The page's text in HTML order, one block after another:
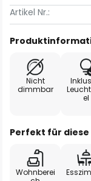
Artikel Nr.:
Nicht
dimmbar
el
Perfekt für diese
Wohnberei